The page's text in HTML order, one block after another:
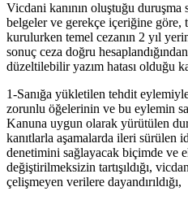
Vicdani kanının oluştuğu duruşma
belgeler ve gerekçe içeriğine göre,
kurulurken temel cezanın 2 yıl
sonuç ceza doğru
düzeltilebilir yazım hatası olduğu
1-Sanığa yükletilen tehdit
zorunlu öğelerinin ve bu eylemin
Kanuna uygun olarak yürütülen
kanıtlarla aşamalarda ileri sürülen
denetimini sağlayacak biçimde ve
değiştirilmeksizin tartışıldığı,
çelişmeyen verilere dayandırıldığı,